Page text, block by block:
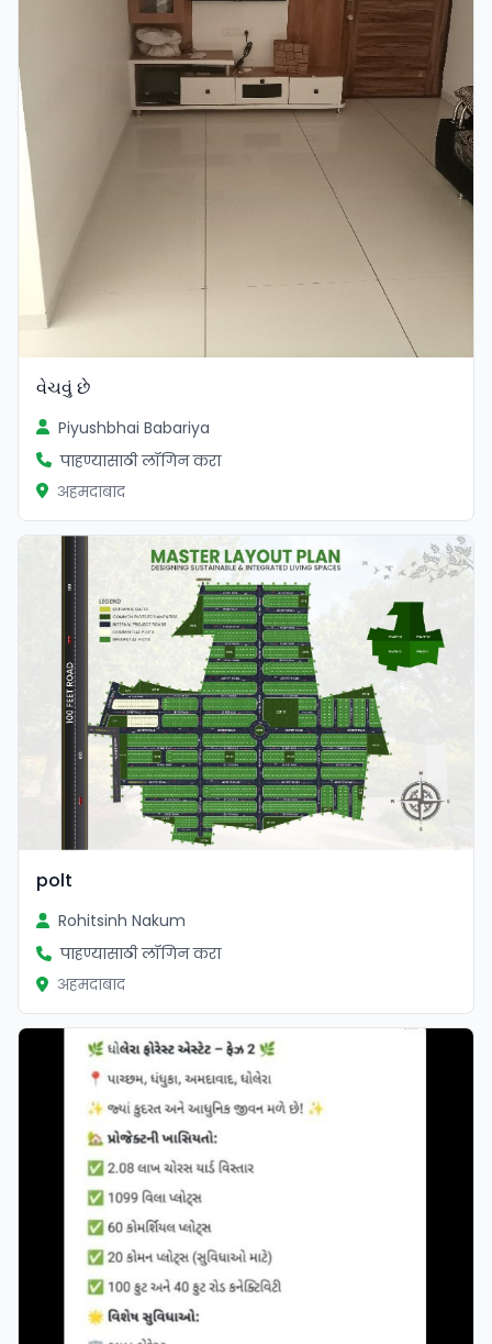
વેચવું છે
Piyushbhai Babariya
पाहण्यासाठी लॉगिन करा
अहमदाबाद
polt
Rohitsinh Nakum
पाहण्यासाठी लॉगिन करा
अहमदाबाद